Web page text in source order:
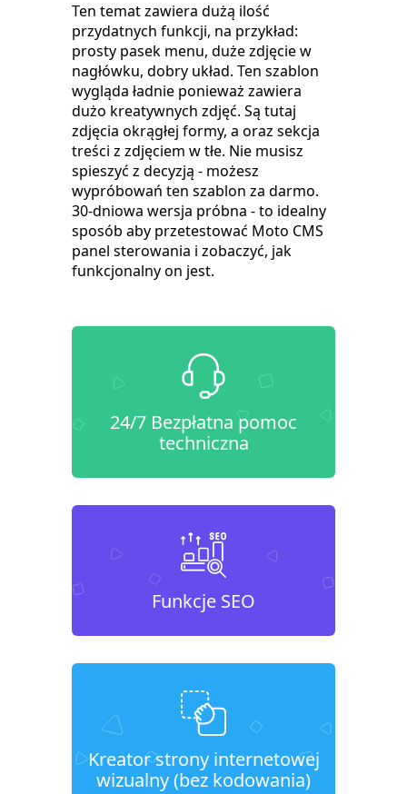
Ten temat zawiera dużą ilość
przydatnych funkcji, na przykład:
prosty pasek menu, duże zdjęcie w
nagłówku, dobry układ. Ten szablon
wygląda ładnie ponieważ zawiera
dużo kreatywnych zdjęć. Są tutaj
zdjęcia okrągłej formy, a oraz sekcja
treści z zdjęciem w tłe. Nie musisz
spieszyć z decyzją - możesz
wypróbowań ten szablon za darmo.
30-dniowa wersja próbna - to idealny
sposób aby przetestować Moto CMS
panel sterowania i zobaczyć, jak
funkcjonalny on jest.
24/7 Bezpłatna pomoc
techniczna
Funkcje SEO
Kreator strony internetowej
wizualny (bez kodowania)